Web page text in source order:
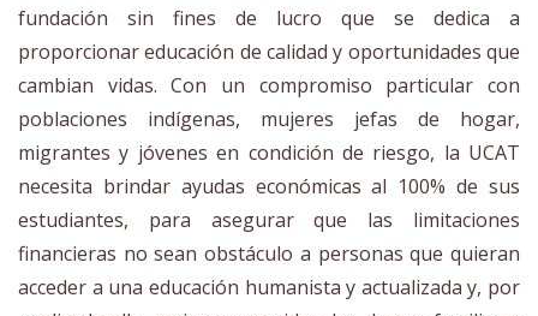
fundación sin fines de lucro que se dedica a
proporcionar educación de calidad y oportunidades que
cambian vidas. Con un compromiso particular con
poblaciones indígenas, mujeres jefas de hogar,
migrantes y jóvenes en condición de riesgo, la UCAT
necesita brindar ayudas económicas al 100% de sus
estudiantes, para asegurar que las limitaciones
financieras no sean obstáculo a personas que quieran
acceder a una educación humanista y actualizada y, por